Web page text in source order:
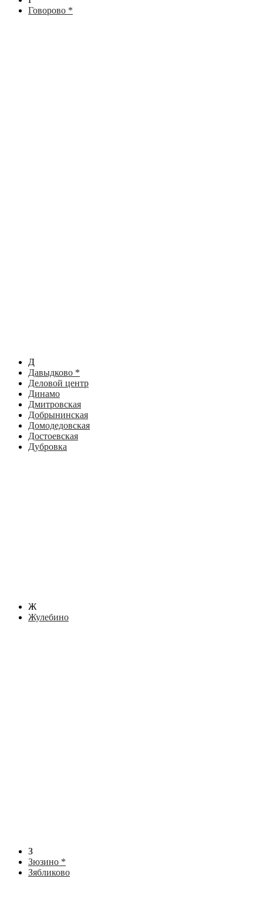
Говорово *
Д
Давыдково *
Деловой центр
Динамо
Дмитровская
Добрынинская
Домодедовская
Достоевская
Дубровка
Ж
Жулебино
З
Зюзино *
Зябликово